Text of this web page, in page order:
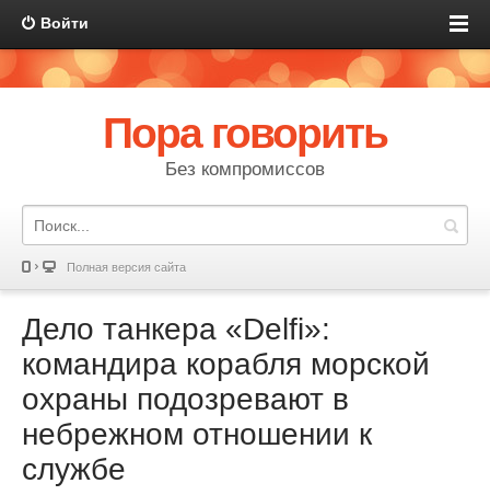
Войти
Пора говорить
Без компромиссов
Полная версия сайта
Дело танкера «Delfi»:
командира корабля морской
охраны подозревают в
небрежном отношении к
службе